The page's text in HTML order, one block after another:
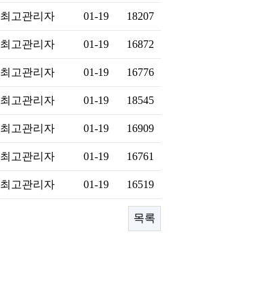
최고관리자 01-19 18207
최고관리자 01-19 16872
최고관리자 01-19 16776
최고관리자 01-19 18545
최고관리자 01-19 16909
최고관리자 01-19 16761
최고관리자 01-19 16519
목록